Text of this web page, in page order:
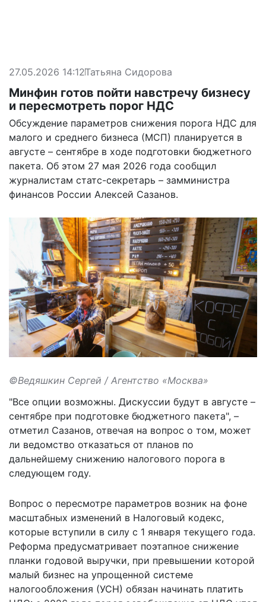
27.05.2026 14:12Татьяна Сидорова
Минфин готов пойти навстречу бизнесу
и пересмотреть порог НДС
Обсуждение параметров снижения порога НДС для
малого и среднего бизнеса (МСП) планируется в
августе – сентябре в ходе подготовки бюджетного
пакета. Об этом 27 мая 2026 года сообщил
журналистам статс-секретарь – замминистра
финансов России Алексей Сазанов.
©Ведяшкин Сергей / Агентство «Москва»
"Все опции возможны. Дискуссии будут в августе –
сентябре при подготовке бюджетного пакета", –
отметил Сазанов, отвечая на вопрос о том, может
ли ведомство отказаться от планов по
дальнейшему снижению налогового порога в
следующем году.
Вопрос о пересмотре параметров возник на фоне
масштабных изменений в Налоговый кодекс,
которые вступили в силу с 1 января текущего года.
Реформа предусматривает поэтапное снижение
планки годовой выручки, при превышении которой
малый бизнес на упрощенной системе
налогообложения (УСН) обязан начинать платить